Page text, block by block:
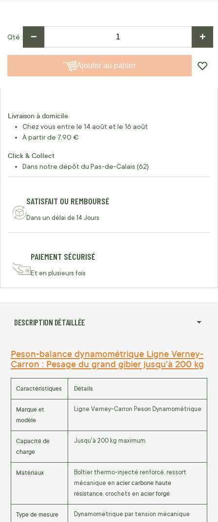
Qté − +
Ajouter au panier
Livraison à domicile
Chez vous entre le 14 août et le 16 août
À partir de 7,90 €
Click & Collect
Dans notre dépôt du Pas-de-Calais (62)
SATISFAIT OU REMBOURSÉ
Dans un délai de 14 Jours
PAIEMENT SÉCURISÉ
Et en plusieurs fois
DESCRIPTION DÉTAILLÉE
Peson-balance dynamométrique Ligne Verney-
Carron : Pesage du grand gibier jusqu'à 200 kg
Caractéristiques Détails
Marque et
modèle
Ligne Verney-Carron Peson Dynamométrique
Capacité de
charge
Jusqu'à 200 kg maximum
Matériaux
Boîtier thermo-injecté renforcé, ressort
mécanique en acier carbone haute
résistance, crochets en acier forgé
Type de mesure Dynamométrique par tension mécanique